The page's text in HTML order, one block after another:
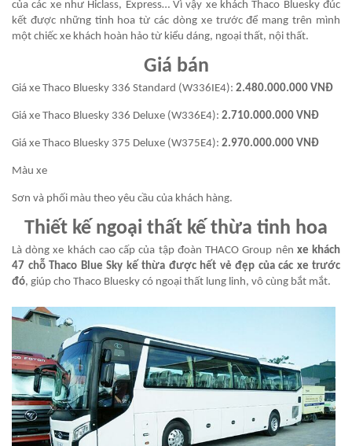
của các xe như Hiclass, Express… Vì vậy xe khách Thaco Bluesky đúc
kết được những tinh hoa từ các dòng xe trước để mang trên mình
một chiếc xe khách hoàn hảo từ kiểu dáng, ngoại thất, nội thất.
Giá bán
Giá xe Thaco Bluesky 336 Standard (W336IE4): 2.480.000.000 VNĐ
Giá xe Thaco Bluesky 336 Deluxe (W336E4): 2.710.000.000 VNĐ
Giá xe Thaco Bluesky 375 Deluxe (W375E4): 2.970.000.000 VNĐ
Màu xe
Sơn và phối màu theo yêu cầu của khách hàng.
Thiết kế ngoại thất kế thừa tinh hoa
Là dòng xe khách cao cấp của tập đoàn THACO Group nên xe khách
47 chỗ Thaco Blue Sky kế thừa được hết vẻ đẹp của các xe trước
đó, giúp cho Thaco Bluesky có ngoại thất lung linh, vô cùng bắt mắt.